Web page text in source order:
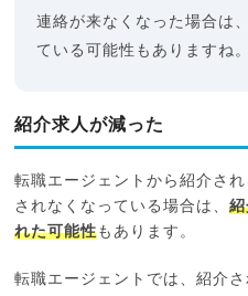
連絡が来なくなった場合は
ている可能性もありますね。
紹介求人が減った
転職エージェントから紹介さ
されなくなっている場合は、
れた可能性もあります。
転職エージェントでは、紹介